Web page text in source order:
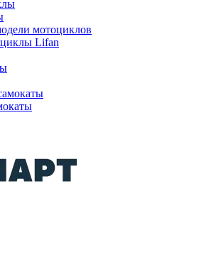
мотоциклов
Lifan